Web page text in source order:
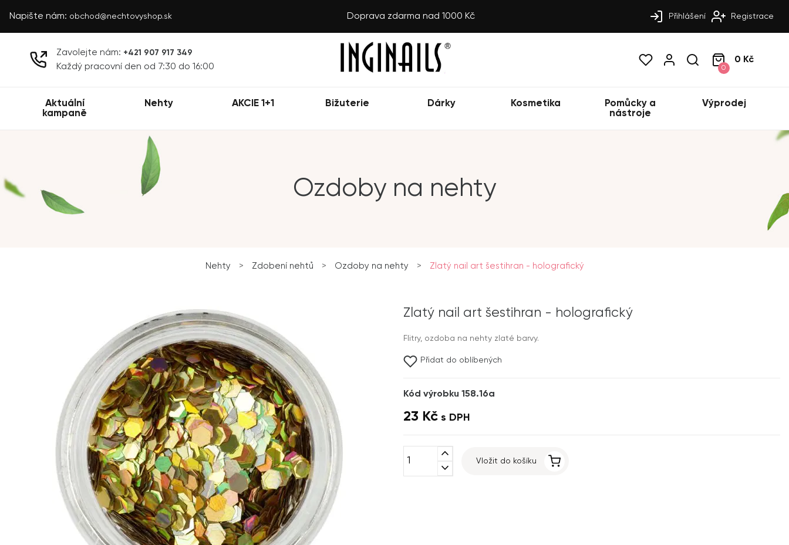
Napište nám: obchod@nechtovyshop.sk Doprava zdarma nad 1000 Kč Přihlášení Registrace
Zavolejte nám: +421 907 917 349
Každý pracovní den od 7:30 do 16:00 0
0 Kč
Aktuální
kampaně
Nehty AKCIE 1+1 Bižuterie Dárky Kosmetika
Pomůcky a
nástroje
Výprodej
Ozdoby na nehty
Nehty > Zdobení nehtů > Ozdoby na nehty > Zlatý nail art šestihran - holografický
Zlatý nail art šestihran - holografický
Flitry, ozdoba na nehty zlaté barvy.
Přidat do oblíbených
Kód výrobku 158.16a
23 Kč s DPH
expand_less
expand_more
Vložit do košíku